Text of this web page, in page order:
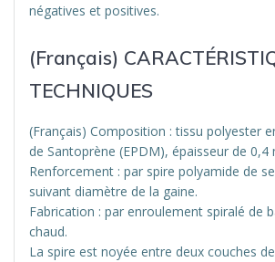
négatives et positives.
(Français)
TECHNIQUES
(Français) Composition : tissu polyester
de Santoprène (EPDM), épaisseur de
Renforcement : par spire polyamide de
suivant diamètre de la gaine.
Fabrication : par enroulement spiralé de
chaud.
La spire est noyée entre deux couches